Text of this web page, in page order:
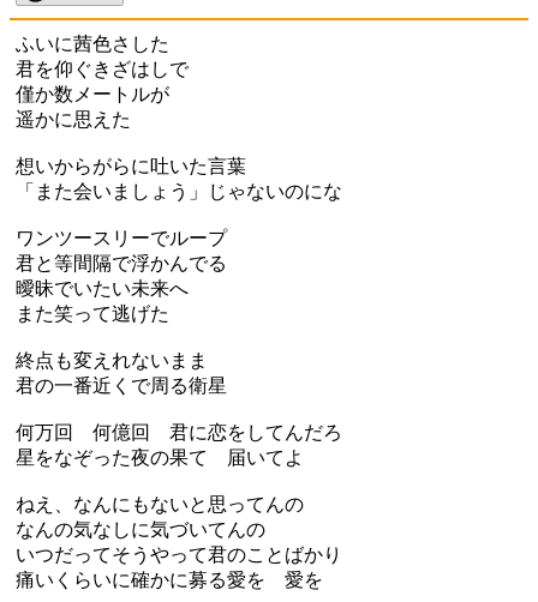
ふいに茜色さした
君を仰ぐきざはしで
僅か数メートルが
遥かに思えた
想いからがらに吐いた言葉
「また会いましょう」じゃないのにな
ワンツースリーでループ
君と等間隔で浮かんでる
曖昧でいたい未来へ
また笑って逃げた
終点も変えれないまま
君の一番近くで周る衛星
何万回 何億回 君に恋をしてんだろ
星をなぞった夜の果て 届いてよ
ねえ、なんにもないと思ってんの
なんの気なしに気づいてんの
いつだってそうやって君のことばかり
痛いくらいに確かに募る愛を 愛を